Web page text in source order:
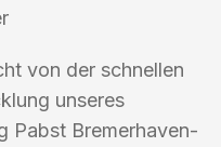
von der schnellen
unseres
Pabst Bremerhaven-